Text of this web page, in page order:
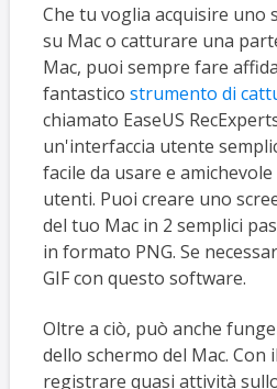
Che tu voglia acquisire uno
su Mac o catturare una
Mac, puoi sempre fare
fantastico strumento di
chiamato EaseUS
un'interfaccia utente
facile da usare e
utenti. Puoi creare uno
del tuo Mac in 2 semplici
in formato PNG. Se
GIF con questo software.
Oltre a ciò, può anche
dello schermo del Mac. Con
registrare quasi attività